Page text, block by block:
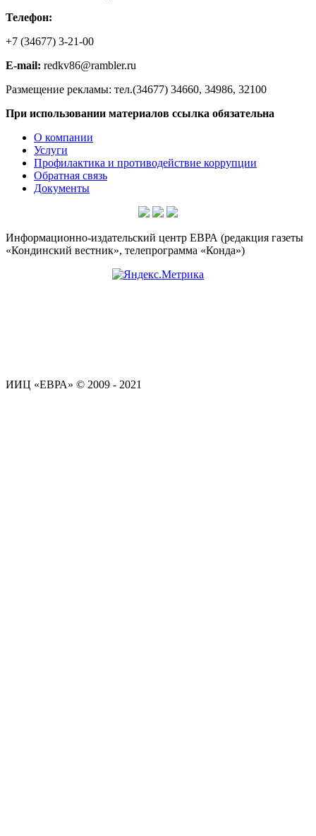
Телефон:
+7 (34677) 3-21-00
E-mail: redkv86@rambler.ru
Размещение рекламы: тел.(34677) 34660, 34986, 32100
При использовании материалов ссылка обязательна
О компании
Услуги
Профилактика и противодействие коррупции
Обратная связь
Документы
Информационно-издательский центр ЕВРА (редакция газеты
«Кондинский вестник», телепрограмма «Конда»)
ИИЦ «ЕВРА» © 2009 - 2021